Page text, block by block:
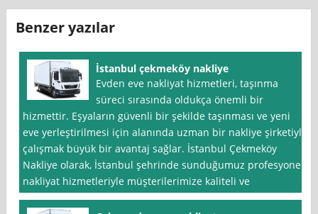
Benzer yazılar
İstanbul çekmeköy nakliye
Evden eve nakliyat hizmetleri, taşınma
süreci sırasında oldukça önemli bir
hizmettir. Eşyaların güvenli bir şekilde taşınması ve yeni
eve yerleştirilmesi için alanında uzman bir nakliye şirketiyle
çalışmak büyük bir avantaj sağlar. İstanbul Çekmeköy
Nakliye olarak, İstanbul şehrinde sunduğumuz profesyonel
nakliyat hizmetleriyle müşterilerimize kaliteli ve